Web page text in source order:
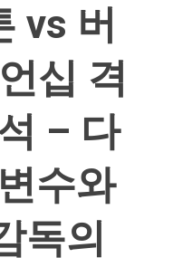
vs 버
십 격
– 다
수와
독의